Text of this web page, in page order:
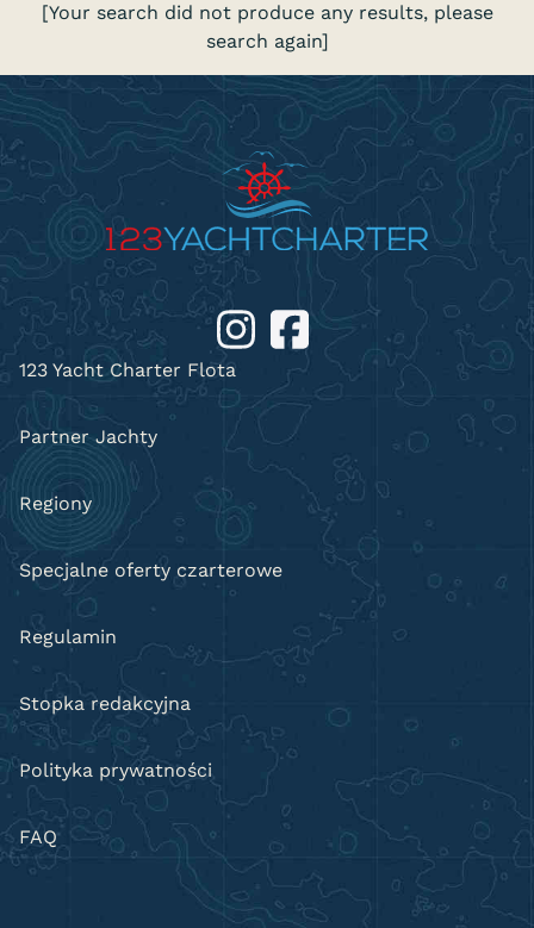
[Your search did not produce any results, please
search again]
123 Yacht Charter Flota
Partner Jachty
Regiony
Specjalne oferty czarterowe
Regulamin
Stopka redakcyjna
Polityka prywatności
FAQ